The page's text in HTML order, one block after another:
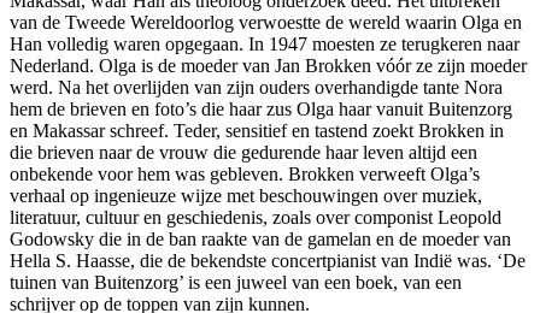
van de Tweede Wereldoorlog verwoestte de wereld waarin Olga en
Han volledig waren opgegaan. In 1947 moesten ze terugkeren naar
Nederland. Olga is de moeder van Jan Brokken vóór ze zijn moeder
werd. Na het overlijden van zijn ouders overhandigde tante Nora
hem de brieven en foto’s die haar zus Olga haar vanuit Buitenzorg
en Makassar schreef. Teder, sensitief en tastend zoekt Brokken in
die brieven naar de vrouw die gedurende haar leven altijd een
onbekende voor hem was gebleven. Brokken verweeft Olga’s
verhaal op ingenieuze wijze met beschouwingen over muziek,
literatuur, cultuur en geschiedenis, zoals over componist Leopold
Godowsky die in de ban raakte van de gamelan en de moeder van
Hella S. Haasse, die de bekendste concertpianist van Indië was. ‘De
tuinen van Buitenzorg’ is een juweel van een boek, van een
schrijver op de toppen van zijn kunnen.